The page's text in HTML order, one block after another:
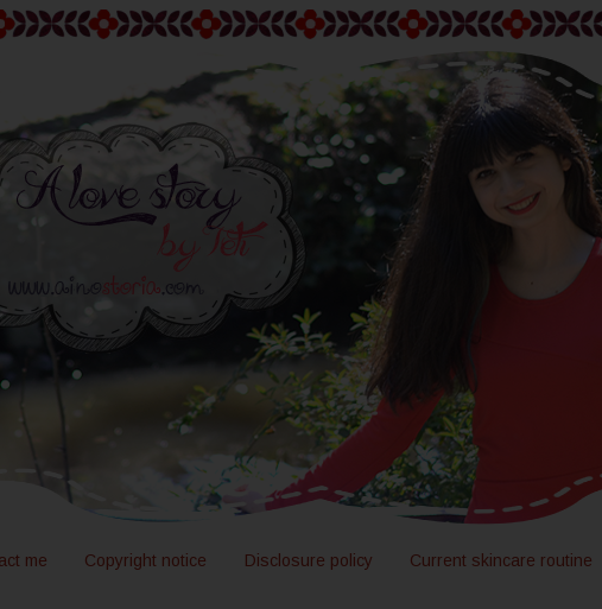
me Copyright notice Disclosure policy Current skincare routine